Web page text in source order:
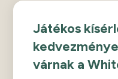
Játékos
várnak a